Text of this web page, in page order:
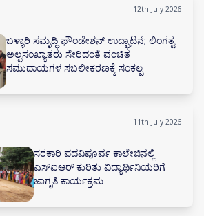
12th July 2026
ಬಳ್ಳಾರಿ ಸಮೃದ್ಧಿ ಫೌಂಡೇಶನ್ ಉದ್ಘಾಟನೆ; ಲಿಂಗತ್ವ
ಅಲ್ಪಸಂಖ್ಯಾತರು ಸೇರಿದಂತೆ ವಂಚಿತ
ಸಮುದಾಯಗಳ ಸಬಲೀಕರಣಕ್ಕೆ ಸಂಕಲ್ಪ
11th July 2026
ಸರಕಾರಿ ಪದವಿಪೂರ್ವ ಕಾಲೇಜಿನಲ್ಲಿ
ಎಸ್‌ಐಆರ್ ಕುರಿತು ವಿದ್ಯಾರ್ಥಿನಿಯರಿಗೆ
ಜಾಗೃತಿ ಕಾರ್ಯಕ್ರಮ